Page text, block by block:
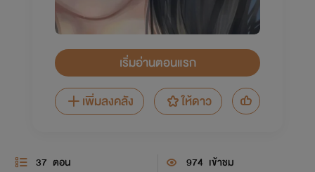
เริ่มอ่านตอนแรก
เพิ่มลงคลัง
ให้ดาว
37 ตอน 974 เข้าชม